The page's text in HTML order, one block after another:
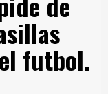
futbol.